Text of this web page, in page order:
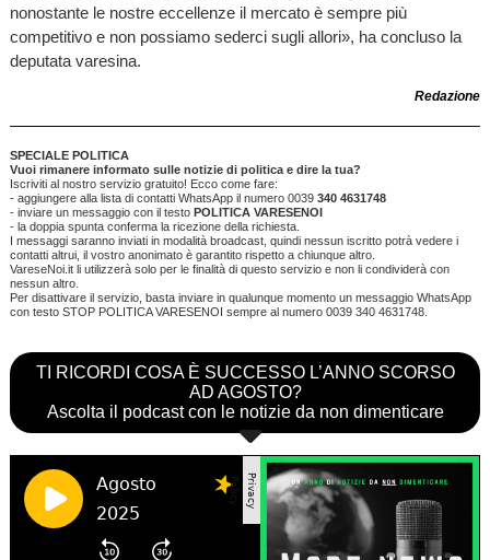
nonostante le nostre eccellenze il mercato è sempre più
competitivo e non possiamo sederci sugli allori», ha concluso la
deputata varesina.
Redazione
SPECIALE POLITICA
Vuoi rimanere informato sulle notizie di politica e dire la tua?
Iscriviti al nostro servizio gratuito! Ecco come fare:
- aggiungere alla lista di contatti WhatsApp il numero 0039 340 4631748
- inviare un messaggio con il testo POLITICA VARESENOI
- la doppia spunta conferma la ricezione della richiesta.
I messaggi saranno inviati in modalità broadcast, quindi nessun iscritto potrà vedere i
contatti altrui, il vostro anonimato è garantito rispetto a chiunque altro.
VareseNoi.it li utilizzerà solo per le finalità di questo servizio e non li condividerà con
nessun altro.
Per disattivare il servizio, basta inviare in qualunque momento un messaggio WhatsApp
con testo STOP POLITICA VARESENOI sempre al numero 0039 340 4631748.
TI RICORDI COSA È SUCCESSO L’ANNO SCORSO
AD AGOSTO?
Ascolta il podcast con le notizie da non dimenticare